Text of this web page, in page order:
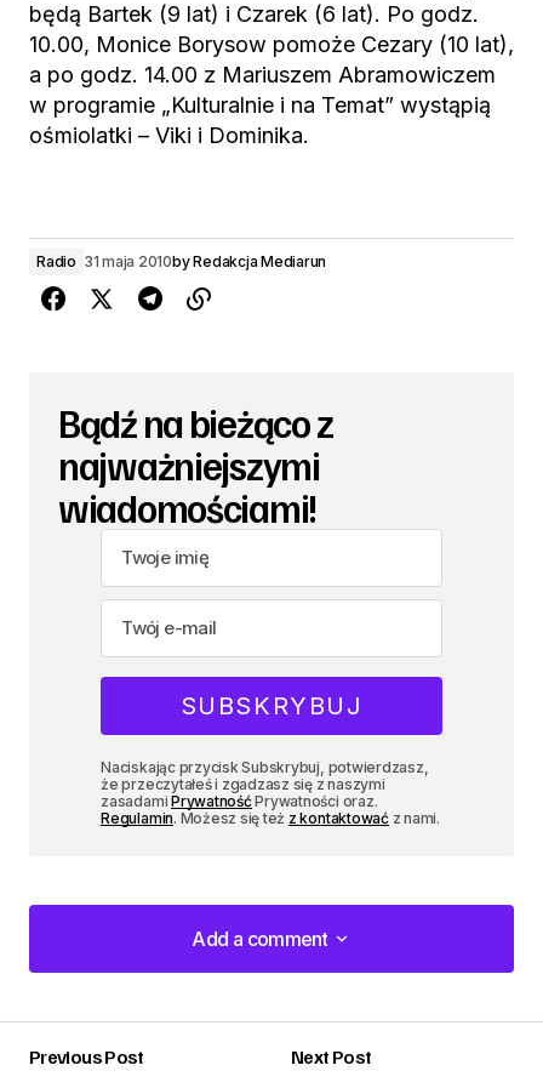
będą Bartek (9 lat) i Czarek (6 lat). Po godz.
10.00, Monice Borysow pomoże Cezary (10 lat),
a po godz. 14.00 z Mariuszem Abramowiczem
w programie „Kulturalnie i na Temat” wystąpią
ośmiolatki – Viki i Dominika.
Radio 31 maja 2010byRedakcja Mediarun
Bądź na bieżąco z
najważniejszymi
wiadomościami!
Naciskając przycisk Subskrybuj, potwierdzasz,
że przeczytałeś i zgadzasz się z naszymi
zasadamiPrywatnośćPrywatności oraz.
Regulamin. Możesz się też z kontaktowaćz nami.
Add a comment
Add a comment
Previous Post Next Post